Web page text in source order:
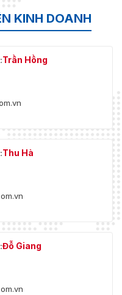
KINH DOANH
Trần Hồng
Thu Hà
Đỗ Giang